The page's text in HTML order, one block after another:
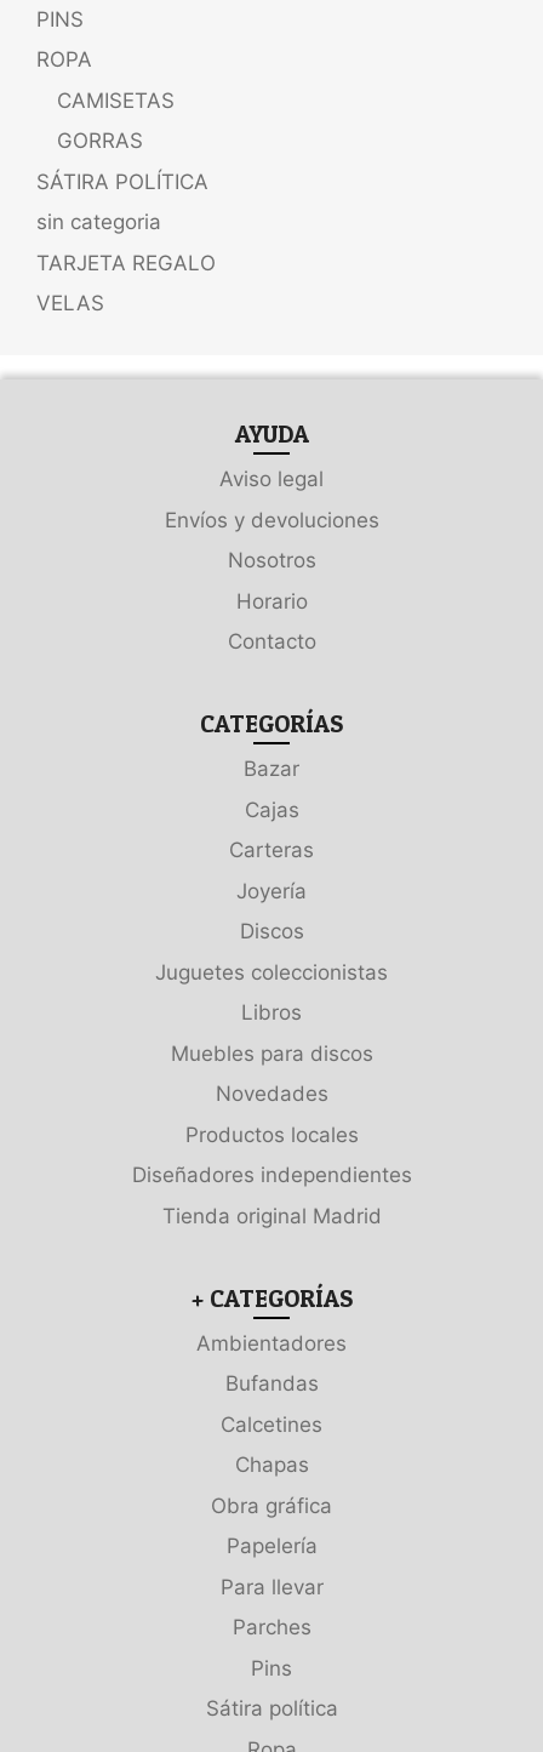
PINS
ROPA
CAMISETAS
GORRAS
SÁTIRA POLÍTICA
sin categoria
TARJETA REGALO
VELAS
AYUDA
Aviso legal
Envíos y devoluciones
Nosotros
Horario
Contacto
CATEGORÍAS
Bazar
Cajas
Carteras
Joyería
Discos
Juguetes coleccionistas
Libros
Muebles para discos
Novedades
Productos locales
Diseñadores independientes
Tienda original Madrid
+ CATEGORÍAS
Ambientadores
Bufandas
Calcetines
Chapas
Obra gráfica
Papelería
Para llevar
Parches
Pins
Sátira política